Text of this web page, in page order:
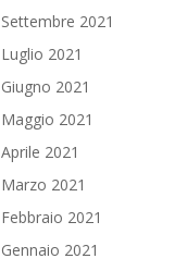
Settembre 2021
Luglio 2021
Giugno 2021
Maggio 2021
Aprile 2021
Marzo 2021
Febbraio 2021
Gennaio 2021